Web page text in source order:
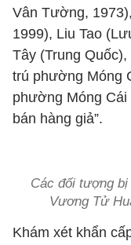
Vân Tường,
1999), Liu Tao
Tây (Trung
trú phường Móng
phường Móng Cái
bán hàng giả”.
Các đối tượng
Vương Tử
Khám xét khẩn